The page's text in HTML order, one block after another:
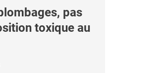
pas
toxique au